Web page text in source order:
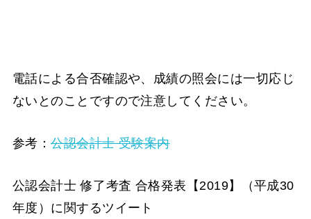
電話による合否確認や、成績の照会には一切応じ
ないとのことですので注意してください。
参考：公認会計士 受験案内
公認会計士 修了考査 合格発表【2019】（平成30
年度）に関するツイート